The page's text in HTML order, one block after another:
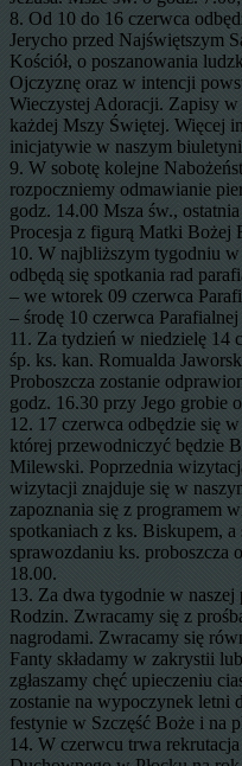
8. Od 10 do 16 czerwca
Jerycho przed Najświętszym
Kościół, o poszanowania
Ojczyznę oraz w intencji
Wieczystej Adoracji. Zapisy
każdej Mszy Świętej. Więcej
inicjatywie w naszym
9. W sobotę kolejne
rozpoczniemy odmawianie
godz. 14.00 Msza św.,
Procesja z figurą Matki Bożej
10. W najbliższym tygodniu
odbędą się spotkania rad
– we wtorek 09 czerwca
– środę 10 czerwca
11. Za tydzień w niedzielę 14
śp. ks. kan. Romualda
Proboszcza zostanie
godz. 16.30 przy Jego grobie
12. 17 czerwca odbędzie się
której przewodniczyć będzie
Milewski. Poprzednia
wizytacji znajduje się w
zapoznania się z programem
spotkaniach z ks. Biskupem,
sprawozdaniu ks. proboszcza
18.00.
13. Za dwa tygodnie w
Rodzin. Zwracamy się z
nagrodami. Zwracamy się
Fanty składamy w zakrystii
zgłaszamy chęć upieczeniu
zostanie na wypoczynek letni
festynie w Szczęść Boże i na
14. W czerwcu trwa